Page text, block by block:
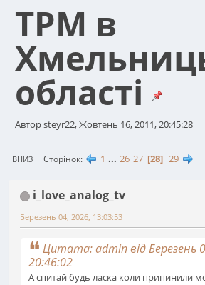
ТРМ в
області
Автор steyr22, Жовтень 16, 2011, 20:45:28
ВНИЗ Сторінок 1 ... 26 27 28 29
i_love_analog_tv
Березень 04, 2026, 13:03:53
Цитата: admin від Березень
20:46:02
А спитай будь ласка коли припинили